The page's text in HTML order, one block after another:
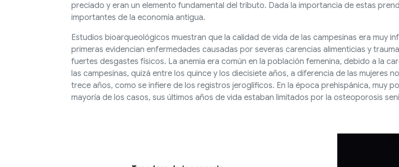
preciado y eran un elemento fundamental del tributo. Dada la importancia de estas
importantes de la economía antigua.
Estudios bioarqueológicos muestran que la calidad de vida de las campesinas era muy
primeras evidencian enfermedades causadas por severas carencias alimenticias y
fuertes desgastes físicos. La anemia era común en la población femenina, debido a la
las campesinas, quizá entre los quince y los diecisiete años, a diferencia de las mujeres
trece años, como se infiere de los registros jeroglíficos. En la época prehispánica, muy
mayoría de los casos, sus últimos años de vida estaban limitados por la osteoporosis